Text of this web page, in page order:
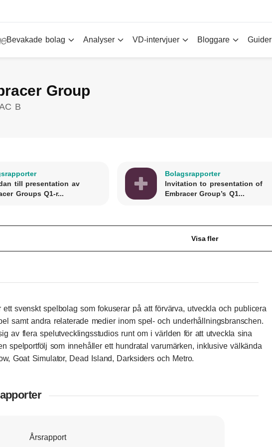
Bevakade bolag Analyser VD-intervjuer Bloggare Guider
Group
B
till presentation av
Groups Q1-r...
Bolagsrapporter
Invitation to presentation of
Embracer Group’s Q1...
Visa fler
ett svenskt spelbolag som fokuserar på att förvärva, utveckla och publicera
samt andra relaterade medier inom spel- och underhållningsbranschen.
av flera spelutvecklingsstudios runt om i världen för att utveckla sina
spelportfölj som innehåller ett hundratal varumärken, inklusive välkända
Goat Simulator, Dead Island, Darksiders och Metro.
Årsrapport